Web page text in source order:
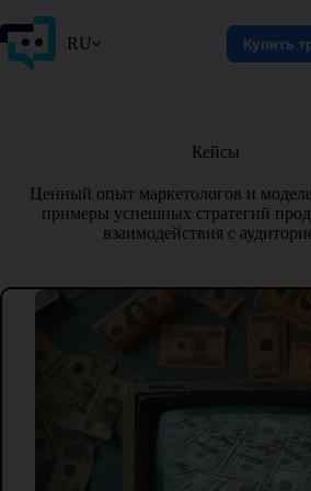
к
сути
RU Купить
Кейсы
Ценный опыт маркетологов и
примеры успешных стратегий
взаимодействия с